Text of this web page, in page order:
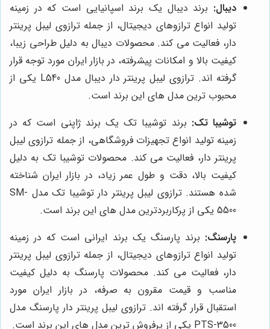
دیبال: برند دیبال یک برند اسپانیایی است که در زمینه
تولید انواع ترازوهای دیجیتال، از جمله ترازوی لیبل پرینتر
دار، فعالیت می کند. محصولات دیبال به دلیل طراحی زیبا،
کیفیت بالا و امکانات پیشرفته، در بازار ایران مورد توجه قرار
گرفته اند. ترازوی لیبل پرینتر دار دیبال مدل L540 یکی از
محبوب ترین مدل های این برند است.
توشیبا تک: برند توشیبا تک یک برند ژاپنی است که در
زمینه تولید انواع تجهیزات فروشگاهی، از جمله ترازوی لیبل
پرینتر دار، فعالیت می کند. محصولات توشیبا تک به دلیل
کیفیت بالا، دقت و طول عمر زیاد، در بازار ایران شناخته
شده هستند. ترازوی لیبل پرینتر دار توشیبا تک مدل SM-
5500 یکی از پرکاربردترین مدل های این برند است.
پارسنگ: برند پارسنگ یک برند ایرانی است که در زمینه
تولید انواع ترازوهای دیجیتال، از جمله ترازوی لیبل پرینتر
دار، فعالیت می کند. محصولات پارسنگ به دلیل کیفیت
مناسب و قیمت مقرون به صرفه، در بازار ایران مورد
استقبال قرار گرفته اند. ترازوی لیبل پرینتر دار پارسنگ مدل
PTS-3500 یکی از پرفروش ترین مدل های این برند است.